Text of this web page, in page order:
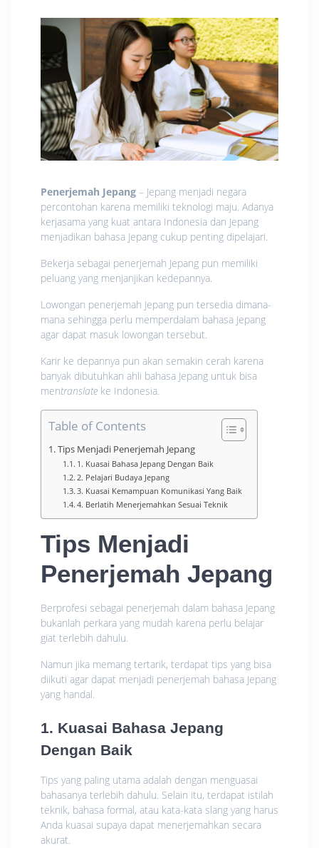
Penerjemah Jepang – Jepang menjadi negara
percontohan karena memiliki teknologi maju. Adanya
kerjasama yang kuat antara Indonesia dan Jepang
menjadikan bahasa Jepang cukup penting dipelajari.
Bekerja sebagai penerjemah Jepang pun memiliki
peluang yang menjanjikan kedepannya.
Lowongan penerjemah Jepang pun tersedia dimana-
mana sehingga perlu memperdalam bahasa Jepang
agar dapat masuk lowongan tersebut.
Karir ke depannya pun akan semakin cerah karena
banyak dibutuhkan ahli bahasa Jepang untuk bisa
mentranslate ke Indonesia.
Table of Contents
Tips Menjadi Penerjemah Jepang
1. Kuasai Bahasa Jepang Dengan Baik
2. Pelajari Budaya Jepang
3. Kuasai Kemampuan Komunikasi Yang Baik
4. Berlatih Menerjemahkan Sesuai Teknik
Tips Menjadi
Penerjemah Jepang
Berprofesi sebagai penerjemah dalam bahasa Jepang
bukanlah perkara yang mudah karena perlu belajar
giat terlebih dahulu.
Namun jika memang tertarik, terdapat tips yang bisa
diikuti agar dapat menjadi penerjemah bahasa Jepang
yang handal.
1. Kuasai Bahasa Jepang
Dengan Baik
Tips yang paling utama adalah dengan menguasai
bahasanya terlebih dahulu. Selain itu, terdapat istilah
teknik, bahasa formal, atau kata-kata slang yang harus
Anda kuasai supaya dapat menerjemahkan secara
akurat.